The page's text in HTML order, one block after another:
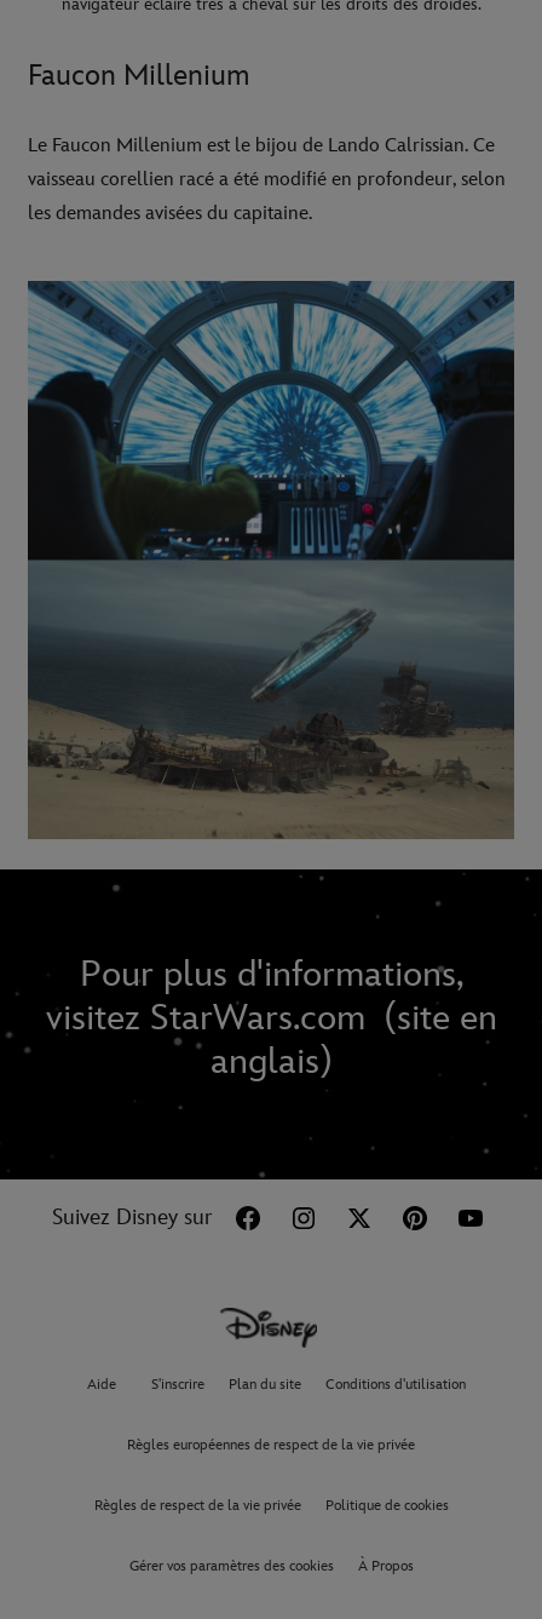
navigateur éclairé très à cheval sur les droits des droïdes.
Faucon Millenium
Le Faucon Millenium est le bijou de Lando Calrissian. Ce
vaisseau corellien racé a été modifié en profondeur, selon
les demandes avisées du capitaine.
Pour plus d'informations,
visitez StarWars.com (site en
anglais)
Suivez Disney sur
Aide S'inscrire Plan du site Conditions d'utilisation
Règles européennes de respect de la vie privée
Règles de respect de la vie privée Politique de cookies
Gérer vos paramètres des cookies À Propos